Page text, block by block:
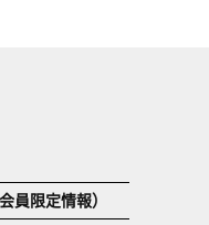
員限定情報）